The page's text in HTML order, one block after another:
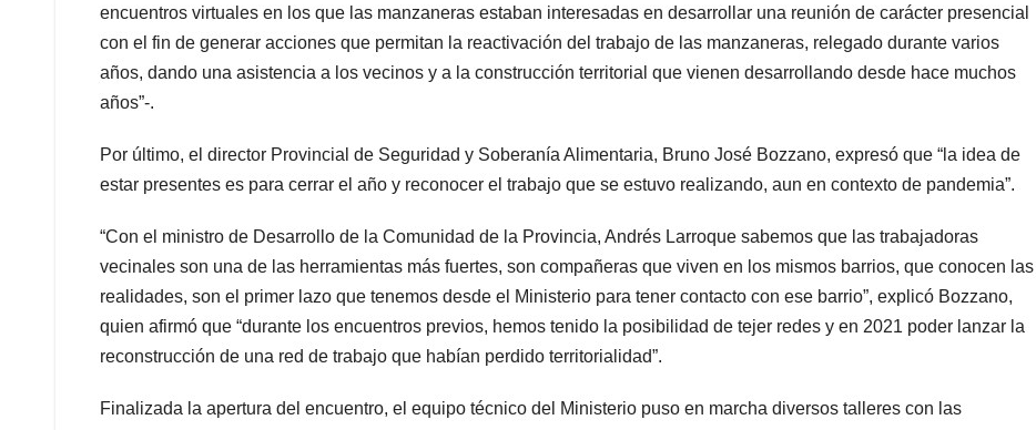
encuentros virtuales en los que las manzaneras estaban interesadas en desarrollar una reunión de carácter presencial
con el fin de generar acciones que permitan la reactivación del trabajo de las manzaneras, relegado durante varios
años, dando una asistencia a los vecinos y a la construcción territorial que vienen desarrollando desde hace muchos
años”-.
Por último, el director Provincial de Seguridad y Soberanía Alimentaria, Bruno José Bozzano, expresó que “la idea de
estar presentes es para cerrar el año y reconocer el trabajo que se estuvo realizando, aun en contexto de pandemia”.
“Con el ministro de Desarrollo de la Comunidad de la Provincia, Andrés Larroque sabemos que las trabajadoras
vecinales son una de las herramientas más fuertes, son compañeras que viven en los mismos barrios, que conocen las
realidades, son el primer lazo que tenemos desde el Ministerio para tener contacto con ese barrio”, explicó Bozzano,
quien afirmó que “durante los encuentros previos, hemos tenido la posibilidad de tejer redes y en 2021 poder lanzar la
reconstrucción de una red de trabajo que habían perdido territorialidad”.
Finalizada la apertura del encuentro, el equipo técnico del Ministerio puso en marcha diversos talleres con las